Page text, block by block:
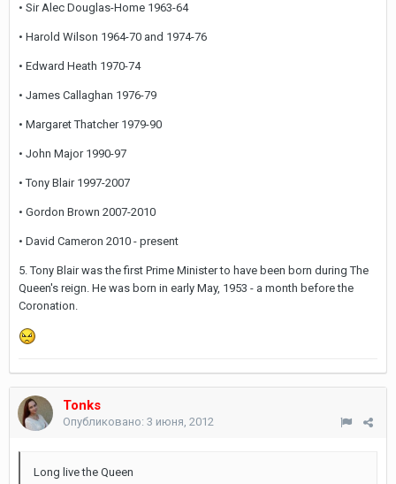
• Sir Alec Douglas-Home 1963-64
• Harold Wilson 1964-70 and 1974-76
• Edward Heath 1970-74
• James Callaghan 1976-79
• Margaret Thatcher 1979-90
• John Major 1990-97
• Tony Blair 1997-2007
• Gordon Brown 2007-2010
• David Cameron 2010 - present
5. Tony Blair was the first Prime Minister to have been born during The
Queen's reign. He was born in early May, 1953 - a month before the
Coronation.
Tonks
Опубликовано: 3 июня, 2012
Long live the Queen